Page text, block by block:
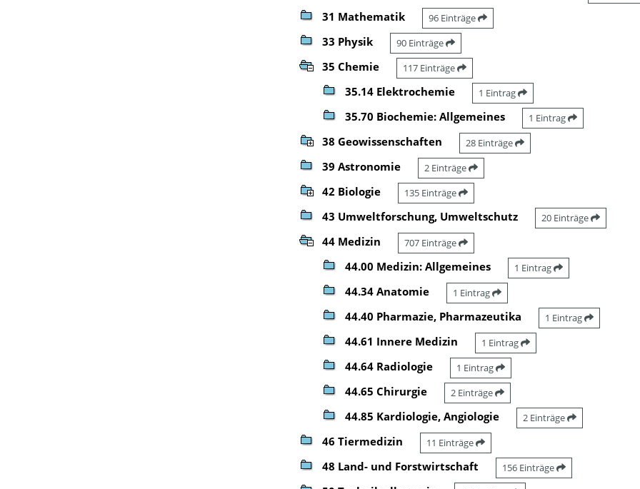
31 Mathematik 96 Einträge
33 Physik 90 Einträge
35 Chemie 117 Einträge
35.14 Elektrochemie 1 Eintrag
35.70 Biochemie: Allgemeines 1 Eintrag
38 Geowissenschaften 28 Einträge
39 Astronomie 2 Einträge
42 Biologie 135 Einträge
43 Umweltforschung, Umweltschutz 20 Einträge
44 Medizin 707 Einträge
44.00 Medizin: Allgemeines 1 Eintrag
44.34 Anatomie 1 Eintrag
44.40 Pharmazie, Pharmazeutika 1 Eintrag
44.61 Innere Medizin 1 Eintrag
44.64 Radiologie 1 Eintrag
44.65 Chirurgie 2 Einträge
44.85 Kardiologie, Angiologie 2 Einträge
46 Tiermedizin 11 Einträge
48 Land- und Forstwirtschaft 156 Einträge